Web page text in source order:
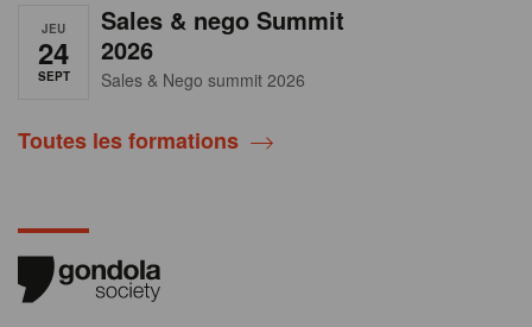
JEU
24
SEPT
Sales & nego Summit
2026
Sales & Nego summit 2026
Toutes les formations